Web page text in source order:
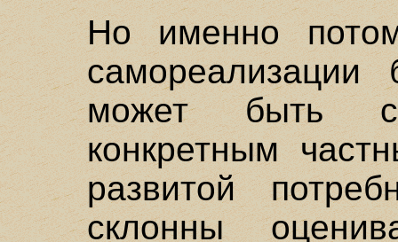
Но именно
самореализации
может быть
конкретным
развитой
склонны